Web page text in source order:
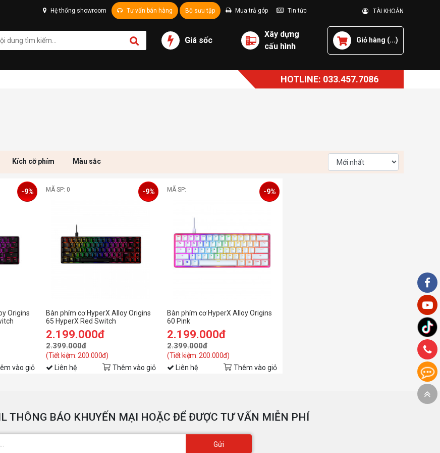
Hệ thống showroom Tư vấn bán hàng Bộ sưu tập Mua trả góp Tin tức TÀI KHOẢN
Giá sốc
Xây dựng
cấu hình
Giỏ hàng (...)
HOTLINE: 033.457.7086
Kích cỡ phím Màu sắc
Origins
-9%
vào giỏ
MÃ SP: 0
Bàn phím cơ HyperX Alloy Origins
65 HyperX Red Switch
2.199.000đ
2.399.000đ
(Tiết kiệm: 200.000đ)
-9%
Liên hệ Thêm vào giỏ
MÃ SP:
Bàn phím cơ HyperX Alloy Origins
60 Pink
2.199.000đ
2.399.000đ
(Tiết kiệm: 200.000đ)
-9%
Liên hệ Thêm vào giỏ
THÔNG BÁO KHUYẾN MẠI HOẶC ĐỂ ĐƯỢC TƯ VẤN MIỄN PHÍ
Gửi